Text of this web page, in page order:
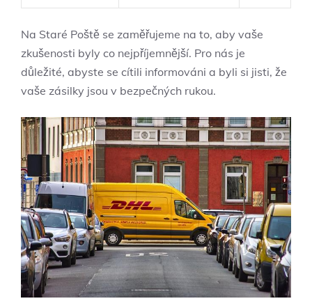
Na Staré Poště se zaměřujeme na to, aby vaše
zkušenosti ‌byly co nejpříjemnější. Pro nás je
důležité, abyste se cítili informováni ⁣a byli​ si jisti, že
vaše zásilky jsou v ‍bezpečných⁣ rukou.